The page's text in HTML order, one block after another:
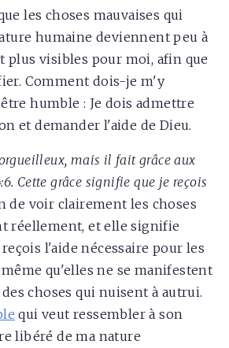
les choses mauvaises qui
humaine deviennent peu à
plus visibles pour moi, afin que
Comment dois-je m'y
humble : Je dois admettre
et demander l'aide de Dieu.
mais il fait grâce aux
Cette grâce signifie que je reçois
de voir clairement les choses
réellement, et elle signifie
l'aide nécessaire pour les
qu'elles ne se manifestent
choses qui nuisent à autrui.
qui veut ressembler à son
libéré de ma nature